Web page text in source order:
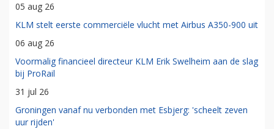
05 aug 26
KLM stelt eerste commerciële vlucht met Airbus A350-900 uit
06 aug 26
Voormalig financieel directeur KLM Erik Swelheim aan de slag
bij ProRail
31 jul 26
Groningen vanaf nu verbonden met Esbjerg: 'scheelt zeven
uur rijden'